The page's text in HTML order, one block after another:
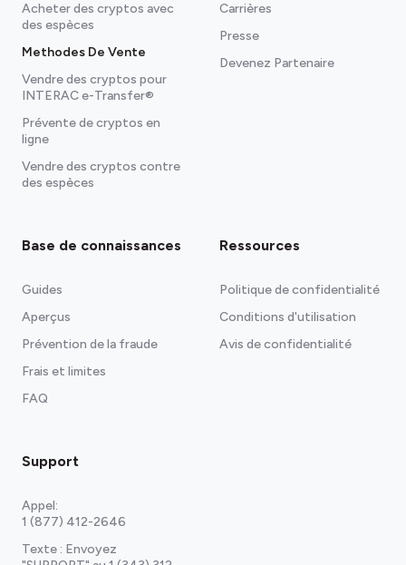
Acheter des cryptos avec
des espèces
Methodes De Vente
Vendre des cryptos pour
INTERAC e-Transfer®
Prévente de cryptos en
ligne
Vendre des cryptos contre
des espèces
Carrières
Presse
Devenez Partenaire
Base de connaissances
Guides
Aperçus
Prévention de la fraude
Frais et limites
FAQ
Ressources
Politique de confidentialité
Conditions d'utilisation
Avis de confidentialité
Support
Appel:
1 (877) 412-2646
Texte : Envoyez